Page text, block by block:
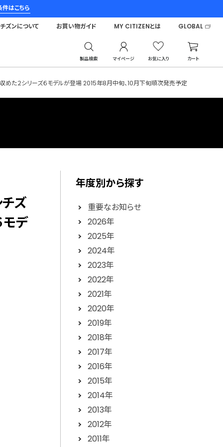
はこちら
製品検索 マイページ お気に入り カート
ズンについて お買い物ガイド MY CITIZENとは GLOBAL
めた２シリーズ６モデルが登場 2015年8月中旬、10月下旬順次発売予定
ズ
デ
年度別から探す
重要なお知らせ
2026年
2025年
2024年
2023年
2022年
2021年
2020年
2019年
2018年
2017年
2016年
2015年
2014年
2013年
2012年
2011年